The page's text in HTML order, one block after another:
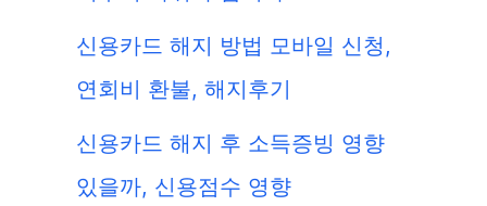
신용카드 해지 방법 모바일 신청,
연회비 환불, 해지후기
신용카드 해지 후 소득증빙 영향
있을까, 신용점수 영향